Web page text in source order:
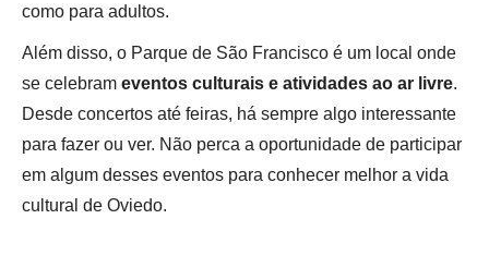
como para adultos.
Além disso, o Parque de São Francisco é um local onde
se celebram eventos culturais e atividades ao ar livre.
Desde concertos até feiras, há sempre algo interessante
para fazer ou ver. Não perca a oportunidade de participar
em algum desses eventos para conhecer melhor a vida
cultural de Oviedo.